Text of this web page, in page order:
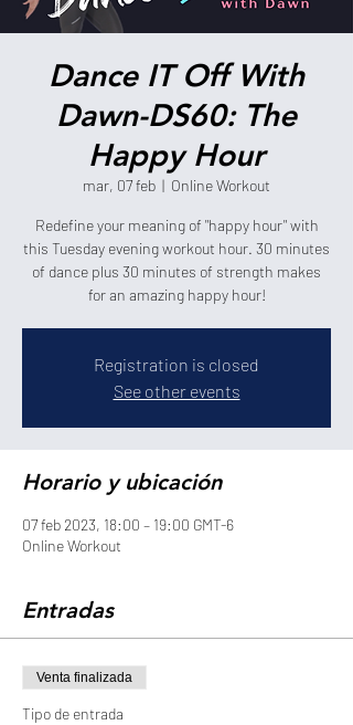
Dance IT Off With
Dawn-DS60: The
Happy Hour
mar, 07 feb
  |
Online Workout
Redefine your meaning of "happy hour" with
this Tuesday evening workout hour. 30 minutes
of dance plus 30 minutes of strength makes
for an amazing happy hour!
Registration is closed
See other events
Horario y ubicación
07 feb 2023, 18:00 – 19:00 GMT-6
Online Workout
Entradas
Venta finalizada
Tipo de entrada